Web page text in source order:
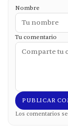
Nombre
Tu comentario
PUBLICAR
Los comentarios